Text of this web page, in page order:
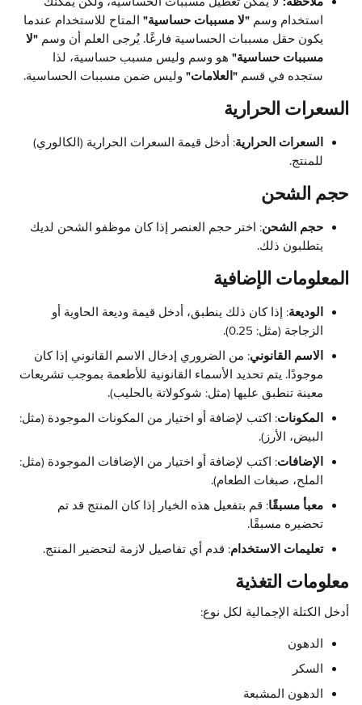
استخدام وسم "لا مسببات حساسية" المتاح للاستخدام عندما
يكون حقل مسببات الحساسية فارغًا. يُرجى العلم أن وسم "لا
مسببات حساسية" هو وسم وليس مسبب حساسية، لذا
ستجده في قسم "العلامات" وليس ضمن مسببات الحساسية.
السعرات الحرارية
السعرات الحرارية: أدخل قيمة السعرات الحرارية (الكالوري)
للمنتج.
حجم الشحن
حجم الشحن: اختر حجم العنصر إذا كان موظفو الشحن لديك
يتطلبون ذلك.
المعلومات الإضافية
الوديعة: إذا كان ذلك ينطبق، أدخل قيمة وديعة الحاوية أو
الزجاجة (مثل: 0.25).
الاسم القانوني: من الضروري إدخال الاسم القانوني إذا كان
موجودًا. يتم تحديد الأسماء القانونية للأطعمة بموجب تشريعات
معينة تنطبق عليها (مثل: شوكولاتة بالحليب).
المكونات: اكتب لإضافة أو اختيار من المكونات الموجودة (مثل:
البيض، الأرز).
الإضافات: اكتب لإضافة أو اختيار من الإضافات الموجودة (مثل:
الملح، صبغات الطعام).
معبأ مسبقًا: قم بتفعيل هذه الخيار إذا كان المنتج قد تم
تحضيره مسبقًا.
تعليمات الاستخدام: قدم أي تفاصيل لازمة لتحضير المنتج.
معلومات التغذية
أدخل الكتلة الإجمالية لكل نوع:
الدهون
السكر
الدهون المشبعة